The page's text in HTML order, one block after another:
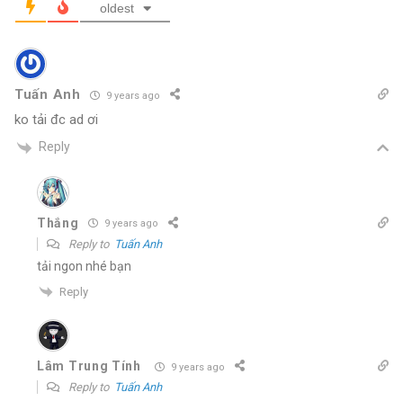
oldest
Tuấn Anh 9 years ago
ko tải đc ad ơi
Reply
Thắng 9 years ago
Reply to Tuấn Anh
tải ngon nhé bạn
Reply
Lâm Trung Tính 9 years ago
Reply to Tuấn Anh